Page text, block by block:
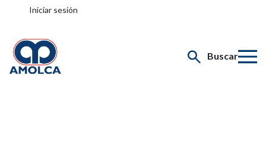
Iniciar sesión
Buscar